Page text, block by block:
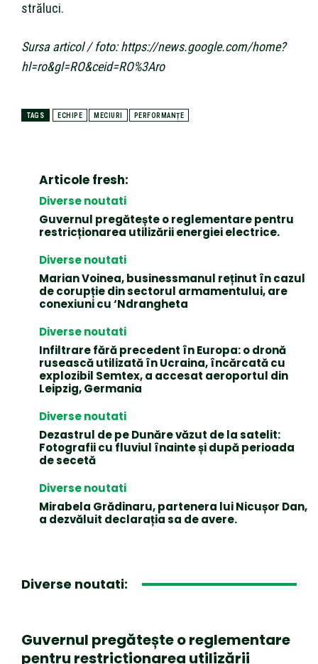
străluci.
Sursa articol / foto: https://news.google.com/home?
hl=ro&gl=RO&ceid=RO%3Aro
TAGS ECHIPE MECIURI PERFORMANȚE
Articole fresh:
Diverse noutati
Guvernul pregătește o reglementare pentru
restricționarea utilizării energiei electrice.
Diverse noutati
Marian Voinea, businessmanul reținut în cazul
de corupție din sectorul armamentului, are
conexiuni cu ‘Ndrangheta
Diverse noutati
Infiltrare fără precedent în Europa: o dronă
rusească utilizată în Ucraina, încărcată cu
explozibil Semtex, a accesat aeroportul din
Leipzig, Germania
Diverse noutati
Dezastrul de pe Dunăre văzut de la satelit:
Fotografii cu fluviul înainte și după perioada
de secetă
Diverse noutati
Mirabela Grădinaru, partenera lui Nicușor Dan,
a dezvăluit declarația sa de avere.
Diverse noutati:
Guvernul pregătește o reglementare
pentru restricționarea utilizării